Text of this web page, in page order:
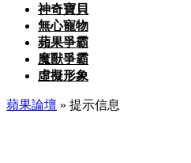
神奇寶貝
無心寵物
蘋果爭霸
魔獸爭霸
虛擬形象
蘋果論壇 » 提示信息